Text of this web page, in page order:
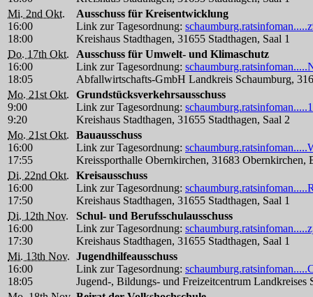
Mi. 2nd Okt.
16:00
18:00
Ausschuss für Kreisentwicklung
Link zur Tagesordnung:
Kreishaus Stadthagen, 31655 Stadthagen, Saal 1
Do. 17th Okt.
16:00
18:05
Ausschuss für Umwelt- und Klimaschutz
Link zur Tagesordnung:
Abfallwirtschafts-GmbH Landkreis Schaumburg,
Mo. 21st Okt.
9:00
9:20
Grundstücksverkehrsausschuss
Link zur Tagesordnung:
Kreishaus Stadthagen, 31655 Stadthagen, Saal 2
Mo. 21st Okt.
16:00
17:55
Bauausschuss
Link zur Tagesordnung:
Kreissporthalle Obernkirchen, 31683 Obernkirchen,
Di. 22nd Okt.
16:00
17:50
Kreisausschuss
Link zur Tagesordnung:
Kreishaus Stadthagen, 31655 Stadthagen, Saal 1
Di. 12th Nov.
16:00
17:30
Schul- und Berufsschulausschuss
Link zur Tagesordnung:
Kreishaus Stadthagen, 31655 Stadthagen, Saal 1
Mi. 13th Nov.
16:00
18:05
Jugendhilfeausschuss
Link zur Tagesordnung:
Jugend-, Bildungs- und Freizeitcentrum